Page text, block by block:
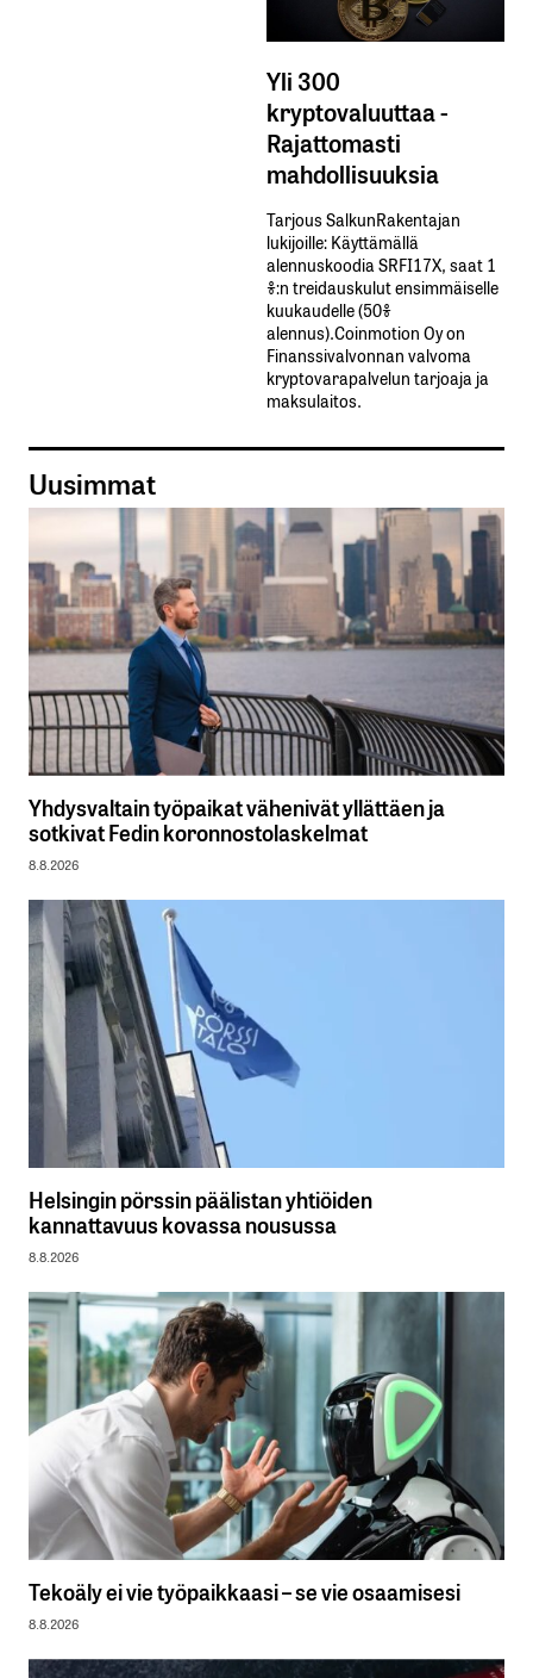
Yli 300
kryptovaluuttaa -
Rajattomasti
mahdollisuuksia
Tarjous SalkunRakentajan
lukijoille: Käyttämällä​ ​
alennuskoodia​ ​SRFI17X,​ ​saat​ ​1
%:n treidauskulut​ ​ensimmäiselle​ ​
kuukaudelle​ ​(50%​ ​
alennus).Coinmotion Oy on
Finanssivalvonnan valvoma
kryptovarapalvelun tarjoaja ja
maksulaitos.
Uusimmat
Yhdysvaltain työpaikat vähenivät yllättäen ja
sotkivat Fedin koronnostolaskelmat
8.8.2026
Helsingin pörssin päälistan yhtiöiden
kannattavuus kovassa nousussa
8.8.2026
Tekoäly ei vie työpaikkaasi – se vie osaamisesi
8.8.2026